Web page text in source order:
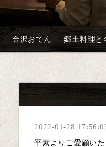
金沢おでん 郷土料理と
2022-01-28
平素よりご愛顧い